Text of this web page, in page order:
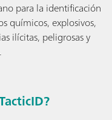
para la identificación
químicos, explosivos,
ilícitas, peligrosas y